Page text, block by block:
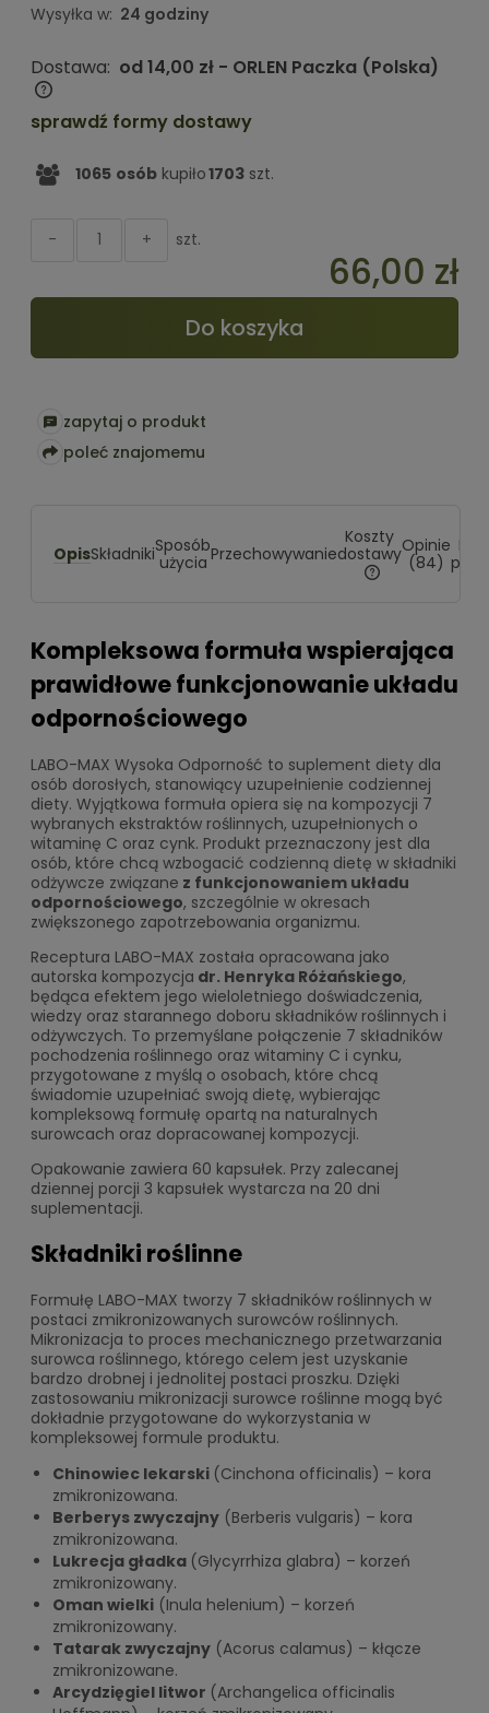
Wysyłka w: 24 godziny
Dostawa: od 14,00 zł - ORLEN Paczka (Polska)
Cena nie zawiera ewentualnych kosztów płatności
sprawdź formy dostawy
1065 osób kupiło1703 szt.
+
- szt.
66,00 zł
Do koszyka
zapytaj o produkt
poleć znajomemu
OpisSkładnikiSposób
użycia Przechowywanie
Koszty
dostawyOpinie
(84)
Kompleksowa formuła wspierająca
prawidłowe funkcjonowanie układu
odpornościowego
LABO-MAX Wysoka Odporność to suplement diety dla
osób dorosłych, stanowiący uzupełnienie codziennej
diety. Wyjątkowa formuła opiera się na kompozycji 7
wybranych ekstraktów roślinnych, uzupełnionych o
witaminę C oraz cynk. Produkt przeznaczony jest dla
osób, które chcą wzbogacić codzienną dietę w składniki
odżywcze związane z funkcjonowaniem układu
odpornościowego, szczególnie w okresach
zwiększonego zapotrzebowania organizmu.
Receptura LABO-MAX została opracowana jako
autorska kompozycja dr. Henryka Różańskiego,
będąca efektem jego wieloletniego doświadczenia,
wiedzy oraz starannego doboru składników roślinnych i
odżywczych. To przemyślane połączenie 7 składników
pochodzenia roślinnego oraz witaminy C i cynku,
przygotowane z myślą o osobach, które chcą
świadomie uzupełniać swoją dietę, wybierając
kompleksową formułę opartą na naturalnych
surowcach oraz dopracowanej kompozycji.
Opakowanie zawiera 60 kapsułek. Przy zalecanej
dziennej porcji 3 kapsułek wystarcza na 20 dni
suplementacji.
Składniki roślinne
Formułę LABO-MAX tworzy 7 składników roślinnych w
postaci zmikronizowanych surowców roślinnych.
Mikronizacja to proces mechanicznego przetwarzania
surowca roślinnego, którego celem jest uzyskanie
bardzo drobnej i jednolitej postaci proszku. Dzięki
zastosowaniu mikronizacji surowce roślinne mogą być
dokładnie przygotowane do wykorzystania w
kompleksowej formule produktu.
Chinowiec lekarski (Cinchona officinalis) – kora
zmikronizowana.
Berberys zwyczajny (Berberis vulgaris) – kora
zmikronizowana.
Lukrecja gładka (Glycyrrhiza glabra) – korzeń
zmikronizowany.
Oman wielki (Inula helenium) – korzeń
zmikronizowany.
Tatarak zwyczajny (Acorus calamus) – kłącze
zmikronizowane.
Arcydzięgiel litwor (Archangelica officinalis